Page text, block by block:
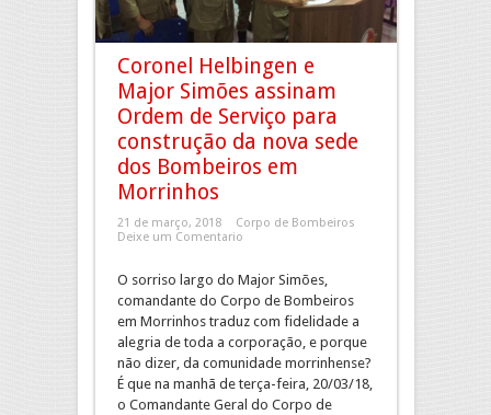
Coronel Helbingen e
Major Simões assinam
Ordem de Serviço para
construção da nova sede
dos Bombeiros em
Morrinhos
21 de março, 2018
Corpo de Bombeiros
Deixe um Comentario
O sorriso largo do Major Simões,
comandante do Corpo de Bombeiros
em Morrinhos traduz com fidelidade a
alegria de toda a corporação, e porque
não dizer, da comunidade morrinhense?
É que na manhã de terça-feira, 20/03/18,
o Comandante Geral do Corpo de